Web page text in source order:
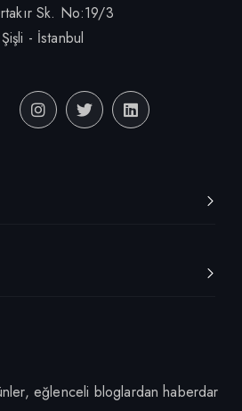
Sk. No:19/3
Şişli - İstanbul
eğlenceli bloglardan haberdar